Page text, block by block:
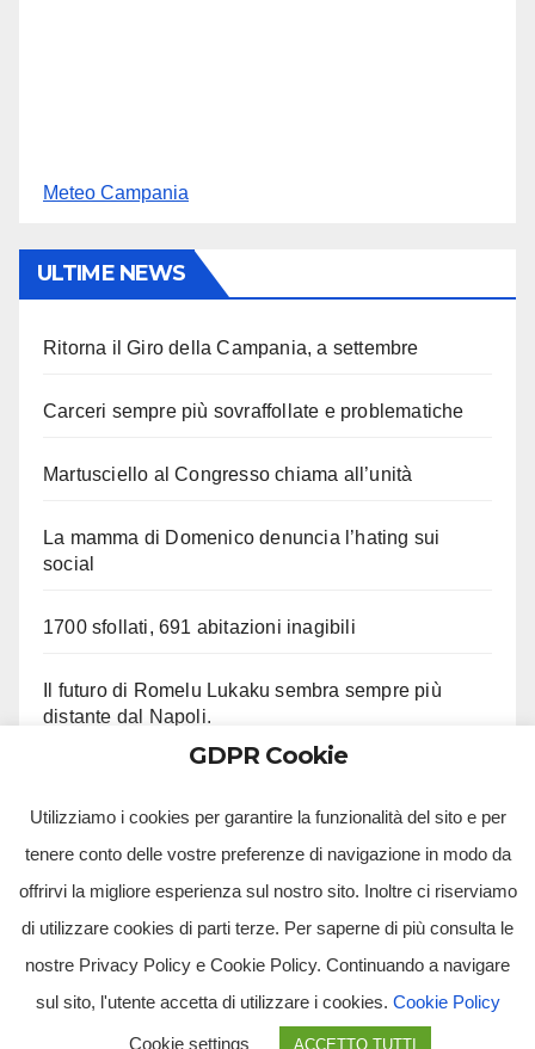
Meteo Campania
ULTIME NEWS
Ritorna il Giro della Campania, a settembre
Carceri sempre più sovraffollate e problematiche
Martusciello al Congresso chiama all’unità
La mamma di Domenico denuncia l’hating sui
social
1700 sfollati, 691 abitazioni inagibili
Il futuro di Romelu Lukaku sembra sempre più
distante dal Napoli.
Tv Multimidia Srl - Via Giulio Natta, SNC, 80126, Napoli (NA).
GDPR Cookie
Utilizziamo i cookies per garantire la funzionalità del sito e per
tenere conto delle vostre preferenze di navigazione in modo da
offrirvi la migliore esperienza sul nostro sito. Inoltre ci riserviamo
di utilizzare cookies di parti terze. Per saperne di più consulta le
nostre Privacy Policy e Cookie Policy. Continuando a navigare
sul sito, l'utente accetta di utilizzare i cookies. Cookie Policy
Cookie settings ACCETTO TUTTI